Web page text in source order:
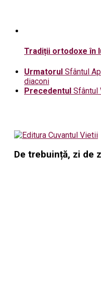
Tradiții ortodoxe în
Urmatorul Sfântul
diaconi
Precedentul Sfântul
De trebuință, zi de